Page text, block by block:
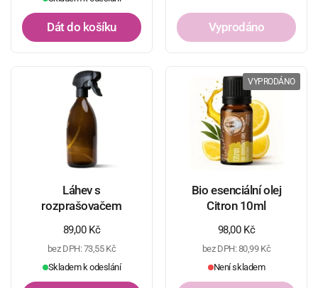
Dát do košíku Vyprodáno
Láhev s
rozprašovačem
Běžná cena
89,00 Kč
bez DPH: 73,55 Kč
Skladem k odeslání
Bio esenciální olej
Citron 10ml
Běžná cena
98,00 Kč
bez DPH: 80,99 Kč
Není skladem
VYPRODÁNO